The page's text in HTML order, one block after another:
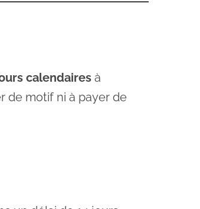
calendaires à
de motif ni à payer de